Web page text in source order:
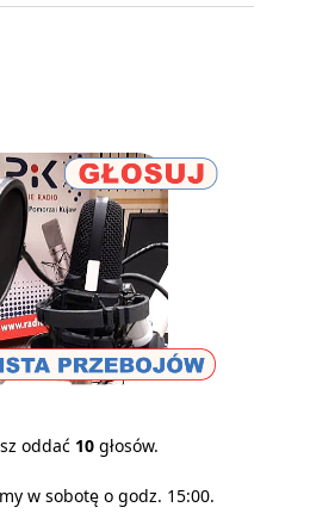
oddać 10 głosów.
w sobotę o godz. 15:00.